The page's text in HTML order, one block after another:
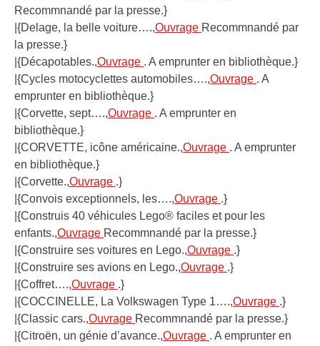
Recommnandé par la presse.}
|{Delage, la belle voiture….,Ouvrage Recommnandé par
la presse.}
|{Décapotables.,Ouvrage . A emprunter en bibliothèque.}
|{Cycles motocyclettes automobiles….,Ouvrage . A
emprunter en bibliothèque.}
|{Corvette, sept….,Ouvrage . A emprunter en
bibliothèque.}
|{CORVETTE, icône américaine.,Ouvrage . A emprunter
en bibliothèque.}
|{Corvette.,Ouvrage .}
|{Convois exceptionnels, les….,Ouvrage .}
|{Construis 40 véhicules Lego® faciles et pour les
enfants.,Ouvrage Recommnandé par la presse.}
|{Construire ses voitures en Lego.,Ouvrage .}
|{Construire ses avions en Lego.,Ouvrage .}
|{Coffret….,Ouvrage .}
|{COCCINELLE, La Volkswagen Type 1….,Ouvrage .}
|{Classic cars.,Ouvrage Recommnandé par la presse.}
|{Citroën, un génie d’avance.,Ouvrage . A emprunter en